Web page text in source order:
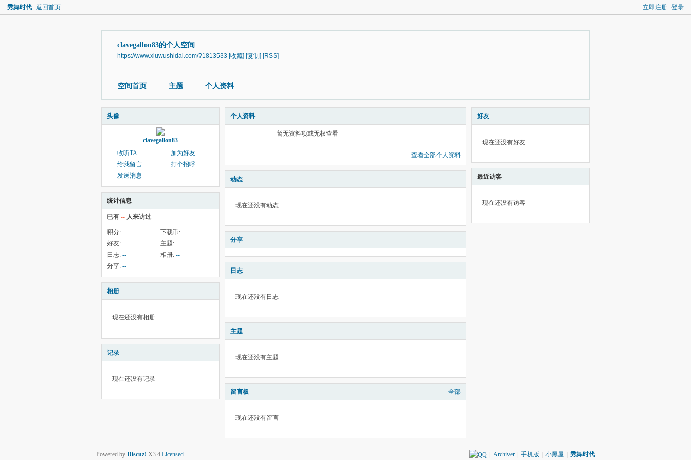
立即注册 登录
秀舞时代 返回首页
clavegallon83的个人空间
https://www.xiuwushidai.com/?1813533 [收藏] [复制] [RSS]
空间首页 主题 个人资料
头像
clavegallon83
收听TA
加为好友
给我留言
打个招呼
发送消息
统计信息
已有 -- 人来访过
积分: -- 下载币: --
好友: -- 主题: --
日志: -- 相册: --
分享: --
相册
现在还没有相册
记录
现在还没有记录
个人资料
暂无资料项或无权查看
查看全部个人资料
动态
现在还没有动态
分享
日志
现在还没有日志
主题
现在还没有主题
留言板 全部
现在还没有留言
好友
现在还没有好友
最近访客
现在还没有访客
Archiver 手机版 小黑屋 秀舞时代
Powered by Discuz! X3.4 Licensed